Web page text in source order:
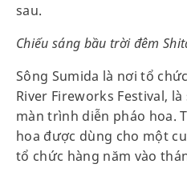
sau.
Chiếu sáng bầu trời đêm
Sông Sumida là nơi tổ
River Fireworks Festival,
màn trình diễn pháo hoa.
hoa được dùng cho một
tổ chức hàng năm vào